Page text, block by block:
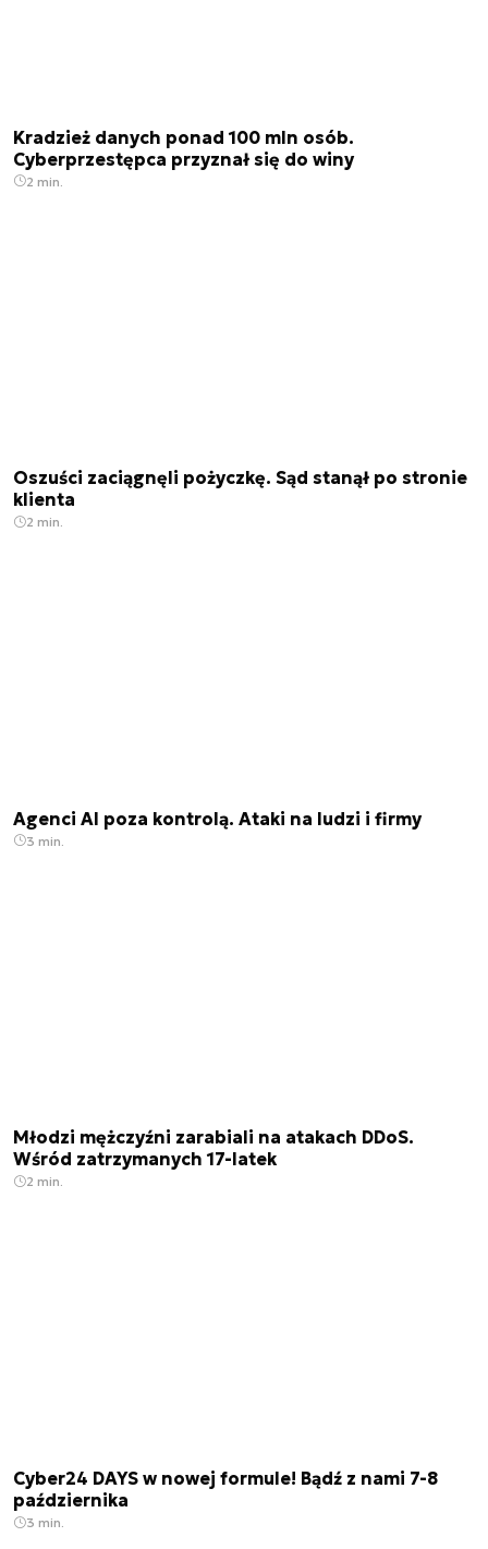
Kradzież danych ponad 100 mln osób.
Cyberprzestępca przyznał się do winy
2 min.
Oszuści zaciągnęli pożyczkę. Sąd stanął po stronie
klienta
2 min.
Agenci AI poza kontrolą. Ataki na ludzi i firmy
3 min.
Młodzi mężczyźni zarabiali na atakach DDoS.
Wśród zatrzymanych 17-latek
2 min.
Cyber24 DAYS w nowej formule! Bądź z nami 7-8
października
3 min.